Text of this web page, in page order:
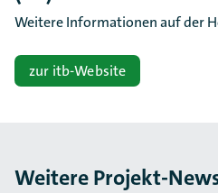
Weitere Informationen auf der
zur itb-Website
Weitere Projekt-